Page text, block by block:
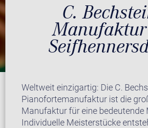
C.
Weltweit einzigartig: Die C.
Pianofortemanufaktur ist die
Manufaktur für eine bedeutende
Individuelle Meisterstücke